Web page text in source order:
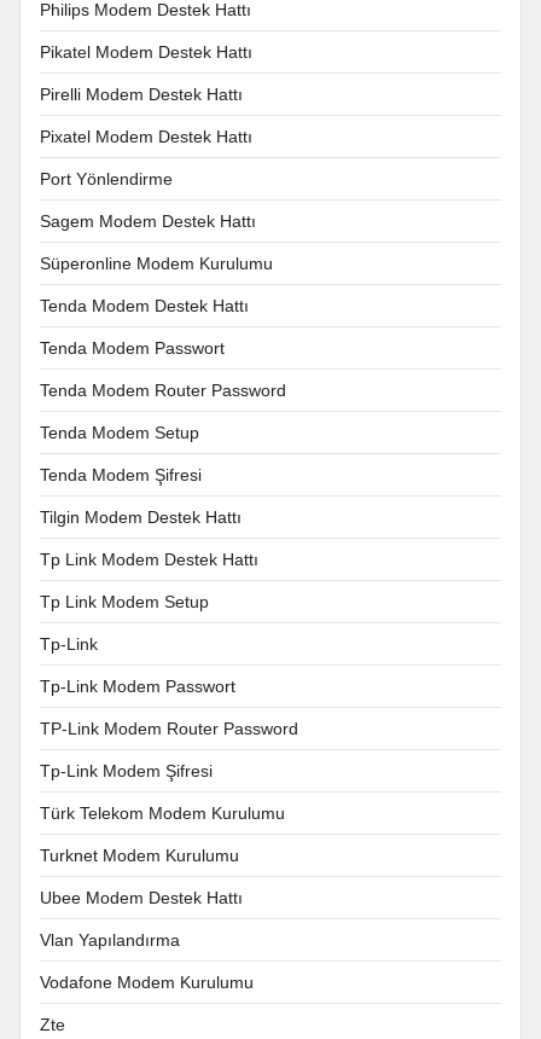
Philips Modem Destek Hattı
Pikatel Modem Destek Hattı
Pirelli Modem Destek Hattı
Pixatel Modem Destek Hattı
Port Yönlendirme
Sagem Modem Destek Hattı
Süperonline Modem Kurulumu
Tenda Modem Destek Hattı
Tenda Modem Passwort
Tenda Modem Router Password
Tenda Modem Setup
Tenda Modem Şifresi
Tilgin Modem Destek Hattı
Tp Link Modem Destek Hattı
Tp Link Modem Setup
Tp-Link
Tp-Link Modem Passwort
TP-Link Modem Router Password
Tp-Link Modem Şifresi
Türk Telekom Modem Kurulumu
Turknet Modem Kurulumu
Ubee Modem Destek Hattı
Vlan Yapılandırma
Vodafone Modem Kurulumu
Zte